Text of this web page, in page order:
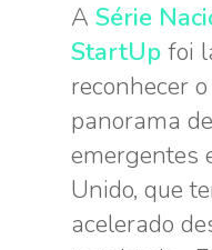
A Série
StartUp foi
reconhecer
panorama
emergentes
Unido, que
acelerado